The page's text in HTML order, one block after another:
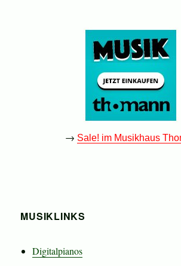
→ Sale! im Musikhaus
MUSIKLINKS
Digitalpianos